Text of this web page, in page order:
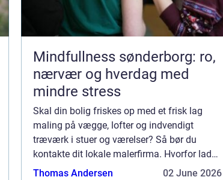
Mindfullness sønderborg: ro,
nærvær og hverdag med
mindre stress
Skal din bolig friskes op med et frisk lag
maling på vægge, lofter og indvendigt
træværk i stuer og værelser? Så bør du
kontakte dit lokale malerfirma. Hvorfor lade
et malerfirma male min bolig indvendig? Der
Thomas Andersen 02 June 2026